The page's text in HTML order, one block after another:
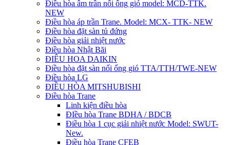
Điều hòa âm trần nối ống gió model: MCD-TTK.
NEW
Điều hòa áp trần Trane. Model: MCX- TTK- NEW
Điều hòa đặt sàn tủ đứng
Điều hòa giải nhiệt nước
Điều hòa Nhật Bãi
ĐIÊU HOA DAIKIN
Điều hòa đặt sàn nối ống gió TTA/TTH/TWE-NEW
Điều hòa LG
ĐIỀU HÒA MITSHUBISHI
Điều hòa Trane
Linh kiện điều hòa
ĐIều hòa Trane BDHA / BDCB
Điều hòa 1 cục giải nhiệt nước Model: SWUT-
New.
Điều hòa Trane CFEB